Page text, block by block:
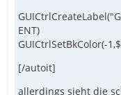
ENT)
GUICtrlSetBkColor(-
[/autoit]
allerdings sieht die